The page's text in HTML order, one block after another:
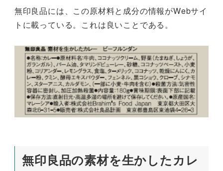
無印良品には、この原材料と成分の情報がWebサイ
トに載っている。これは良いことである。
無印良品の素材を生かしたカレ